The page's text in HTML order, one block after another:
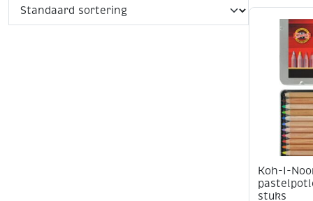
Koh-I-
stuks